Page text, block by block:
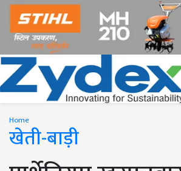
Home
खेती-बाड़ी